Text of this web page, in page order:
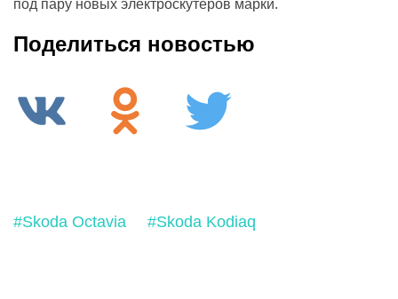
под пару новых электроскутеров марки.
Поделиться новостью
#Skoda Octavia #Skoda Kodiaq